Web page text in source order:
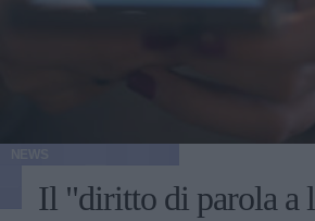
Il "diritto di parola a